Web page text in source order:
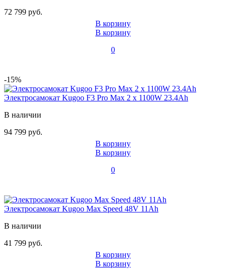
72 799 руб.
В корзину
В корзину
0
-15%
Электросамокат Kugoo F3 Pro Max 2 х 1100W 23.4Ah
В наличии
94 799 руб.
В корзину
В корзину
0
Электросамокат Kugoo Max Speed 48V 11Ah
В наличии
41 799 руб.
В корзину
В корзину